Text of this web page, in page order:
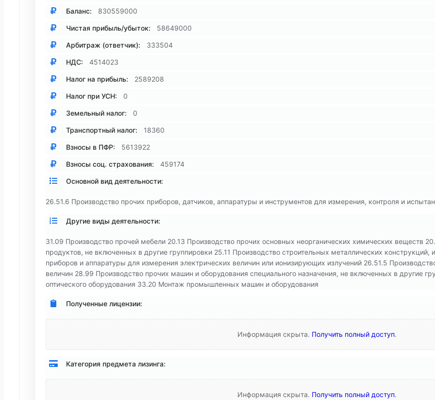
Баланс: 830559000
Чистая прибыль/убыток: 58649000
Арбитраж (ответчик): 333504
НДС: 4514023
Налог на прибыль: 2589208
Налог при УСН: 0
Земельный налог: 0
Транспортный налог: 18360
Взносы в ПФР: 5613922
Взносы соц. страхования: 459174
Основной вид деятельности:
26.51.6 Производство прочих приборов, датчиков, аппаратуры и инструментов для измерения, контроля и
Другие виды деятельности:
31.09 Производство прочей мебели 20.13 Производство прочих основных неорганических химических веществ
продуктов, не включенных в другие группировки 25.11 Производство строительных металлических конструкций,
приборов и аппаратуры для измерения электрических величин или ионизирующих излучений 26.51.5
величин 28.99 Производство прочих машин и оборудования специального назначения, не включенных в другие
оптического оборудования 33.20 Монтаж промышленных машин и оборудования
Полученные лицензии:
Информация скрыта. Получить полный доступ.
Категория предмета лизинга:
Информация скрыта. Получить полный доступ.